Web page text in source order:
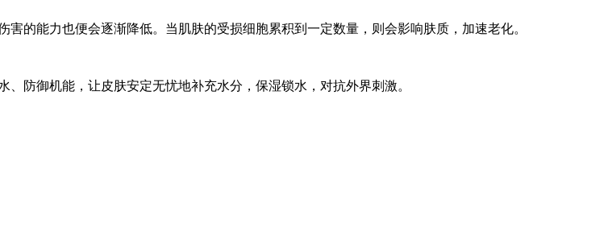
的能力也便会逐渐降低。当肌肤的受损细胞累积到一定数量，则会影响肤质，加速老化。
防御机能，让皮肤安定无忧地补充水分，保湿锁水，对抗外界刺激。